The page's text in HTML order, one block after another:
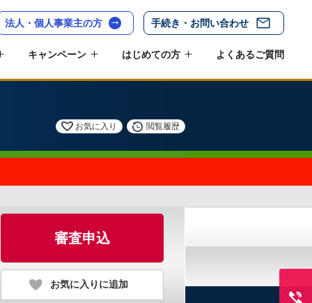
法人・個人事業主の方 手続き・お問い合わせ
キャンペーン はじめての方 よくあるご質問
お気に入り 閲覧履歴
審査申込
お気に入りに追加